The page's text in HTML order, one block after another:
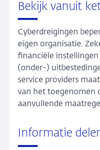
Bekijk vanuit
Cyberdreigingen
eigen organisatie.
financiële
(onder-)
service providers
van het toegenomen
aanvullende
Informatie